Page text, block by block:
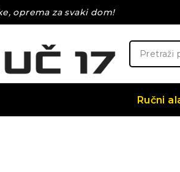
oprema za svaki dom!
Pretraži:
Ručni